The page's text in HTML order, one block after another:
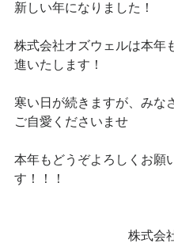
新しい年になりました！
株式会社オズウェルは本年
進いたします！
寒い日が続きますが、みな
ご自愛くださいませ
本年もどうぞよろしくお願
す！！！
株式会社オ